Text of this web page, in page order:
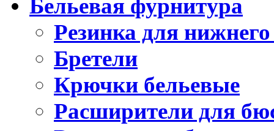
Бельевая фурнитура
Резинка для
Бретели
Крючки бельевые
Расширители для